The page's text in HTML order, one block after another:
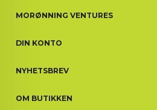
MORØNNING VENTURES
DIN KONTO
NYHETSBREV
OM BUTIKKEN